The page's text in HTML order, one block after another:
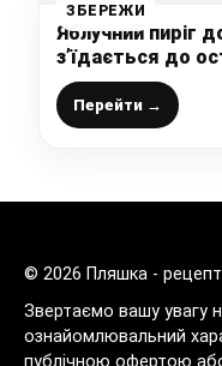
ЗБЕРЕЖИ
Яблучний пиріг
з’їдається до
новий, але все
Перейти →
© 2026 Пляшка -
Звертаємо вашу увагу
ознайомлювальний
публічною офертою